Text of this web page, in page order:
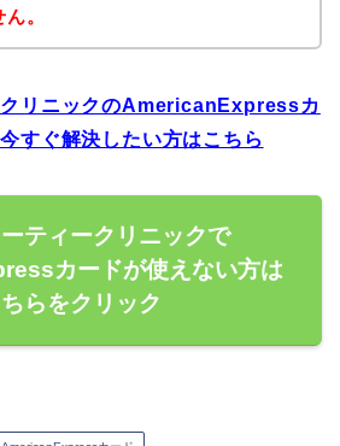
。
クリニックのAmericanExpressカ
すぐ解決したい方はこちら
ティークリニックで
カードが使えない方は
らをクリック